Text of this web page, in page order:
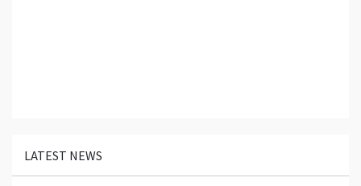
LATEST NEWS